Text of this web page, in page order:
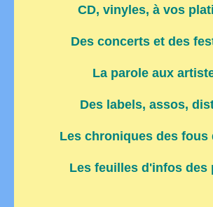
CD, vinyles, à vos
Des concerts et des
La parole aux
Des labels, assos,
Les chroniques des fous
Les feuilles d'infos des